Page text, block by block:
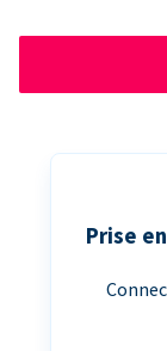
Prise